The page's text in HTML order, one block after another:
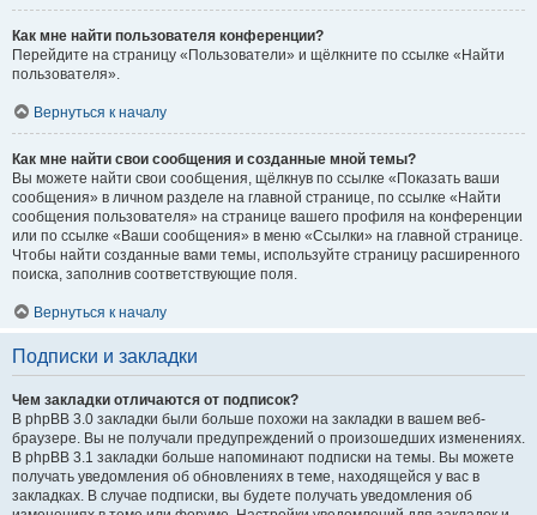
Как мне найти пользователя конференции?
Перейдите на страницу «Пользователи» и щёлкните по ссылке «Найти
пользователя».
Вернуться к началу
Как мне найти свои сообщения и созданные мной темы?
Вы можете найти свои сообщения, щёлкнув по ссылке «Показать ваши
сообщения» в личном разделе на главной странице, по ссылке «Найти
сообщения пользователя» на странице вашего профиля на конференции
или по ссылке «Ваши сообщения» в меню «Ссылки» на главной странице.
Чтобы найти созданные вами темы, используйте страницу расширенного
поиска, заполнив соответствующие поля.
Вернуться к началу
Подписки и закладки
Чем закладки отличаются от подписок?
В phpBB 3.0 закладки были больше похожи на закладки в вашем веб-
браузере. Вы не получали предупреждений о произошедших изменениях.
В phpBB 3.1 закладки больше напоминают подписки на темы. Вы можете
получать уведомления об обновлениях в теме, находящейся у вас в
закладках. В случае подписки, вы будете получать уведомления об